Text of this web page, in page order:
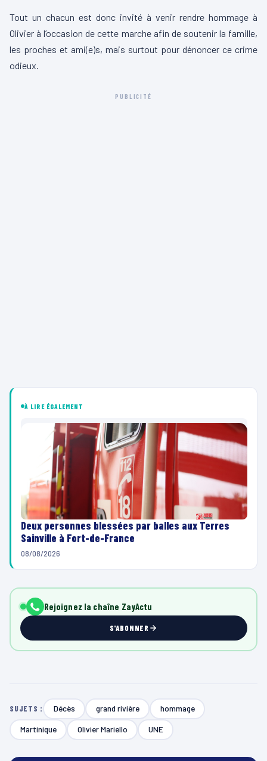
Tout un chacun est donc invité à venir rendre hommage à
Olivier à l’occasion de cette marche afin de soutenir la famille,
les proches et ami(e)s, mais surtout pour dénoncer ce crime
odieux.
PUBLICITÉ
À LIRE ÉGALEMENT
Deux personnes blessées par balles aux Terres
Sainville à Fort-de-France
08/08/2026
Rejoignez la chaîne ZayActu
S'ABONNER
SUJETS : Décès grand rivière hommage
Martinique Olivier Mariello UNE